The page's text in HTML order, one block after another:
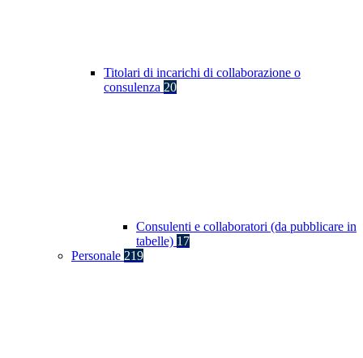
Titolari di incarichi di collaborazione o
consulenza 20
Consulenti e collaboratori (da pubblicare in
tabelle) 17
Personale 219